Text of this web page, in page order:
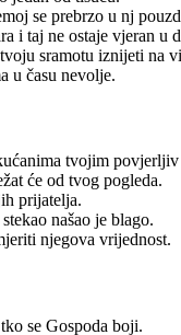
se prebrzo u nj
i taj ne ostaje vjeran u
sramotu iznijeti na
u času nevolje.
tvojim
će od tvog pogleda.
prijatelja.
našao je blago.
njegova vrijednost.
se Gospoda boji.